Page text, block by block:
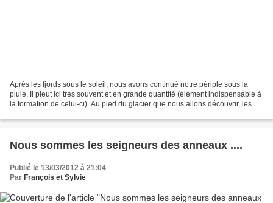
Après les fjords sous le soleil, nous avons continué notre périple sous la
pluie. Il pleut ici très souvent et en grande quantité (élément indispensable à
la formation de celui-ci). Au pied du glacier que nous allons découvrir, les
Nous sommes les seigneurs des anneaux ....
Publié le 13/03/2012 à 21:04
Par François et Sylvie